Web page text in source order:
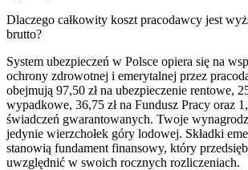
Dlaczego całkowity koszt pracodawcy jest
brutto?
System ubezpieczeń w Polsce opiera się na
ochrony zdrowotnej i emerytalnej przez
obejmują 97,50 zł na ubezpieczenie rentowe,
wypadkowe, 36,75 zł na Fundusz Pracy oraz
świadczeń gwarantowanych. Twoje
jedynie wierzchołek góry lodowej. Składki
stanowią fundament finansowy, który
uwzględnić w swoich rocznych rozliczeniach.